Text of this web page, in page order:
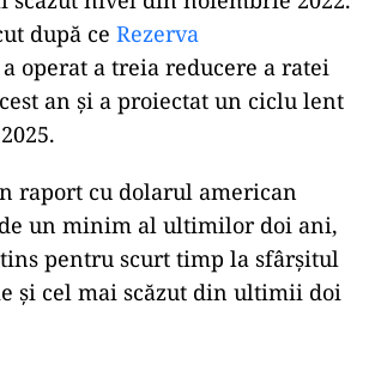
după ce Rezerva
a operat a treia reducere a ratei
an și a proiectat un ciclu lent
raport cu dolarul american
un minim al ultimilor doi ani,
pentru scurt timp la sfârșitul
și cel mai scăzut din ultimii doi